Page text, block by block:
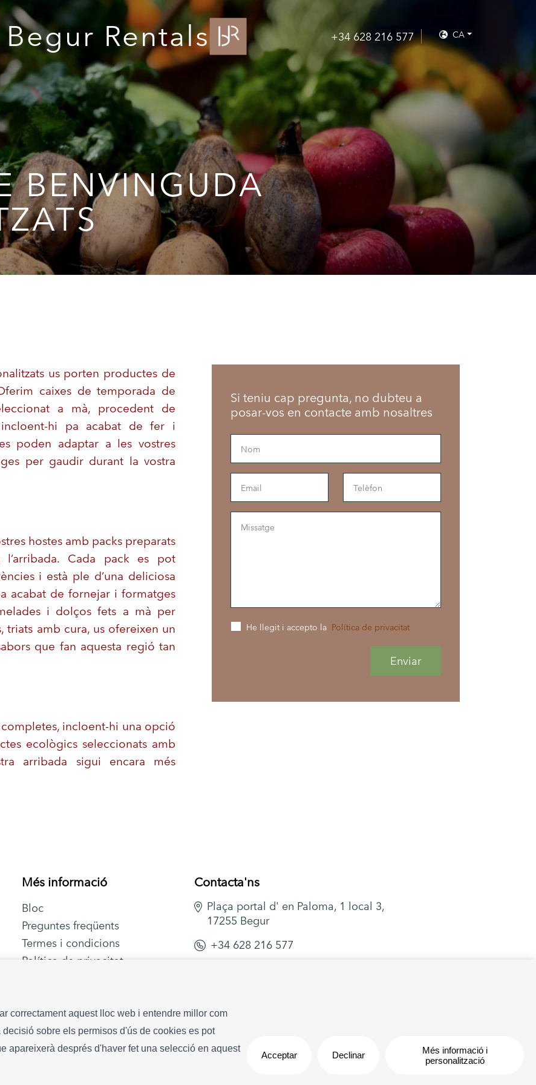
Begur Rentals +34 628 216 577 CA
correctament aquest lloc web i entendre millor com
sobre els permisos d'ús de cookies es pot
apareixerà després d'haver fet una selecció en aquest
Acceptar Declinar
Més informació i
personalització
BENVINGUDA
us porten productes de
caixes de temporada de
a mà, procedent de
hi pa acabat de fer i
poden adaptar a les vostres
per gaudir durant la vostra
hostes amb packs preparats
Cada pack es pot
i està ple d’una deliciosa
acabat de fornejar i formatges
i dolços fets a mà per
amb cura, us ofereixen un
que fan aquesta regió tan
incloent-hi una opció
ecològics seleccionats amb
arribada sigui encara més
Si teniu cap pregunta, no dubteu a
posar-vos en contacte amb nosaltres
He llegit i accepto la Política de privacitat
Enviar
Més informació
Bloc
Preguntes freqüents
Termes i condicions
Política de privacitat
Contacta'ns
Plaça portal d' en Paloma, 1 local 3,
17255 Begur
+34 628 216 577